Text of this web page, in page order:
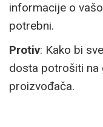
informacije o
potrebni.
Protiv: Kako bi
dosta potrošiti na
proizvođača.